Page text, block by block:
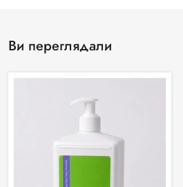
Ви переглядали